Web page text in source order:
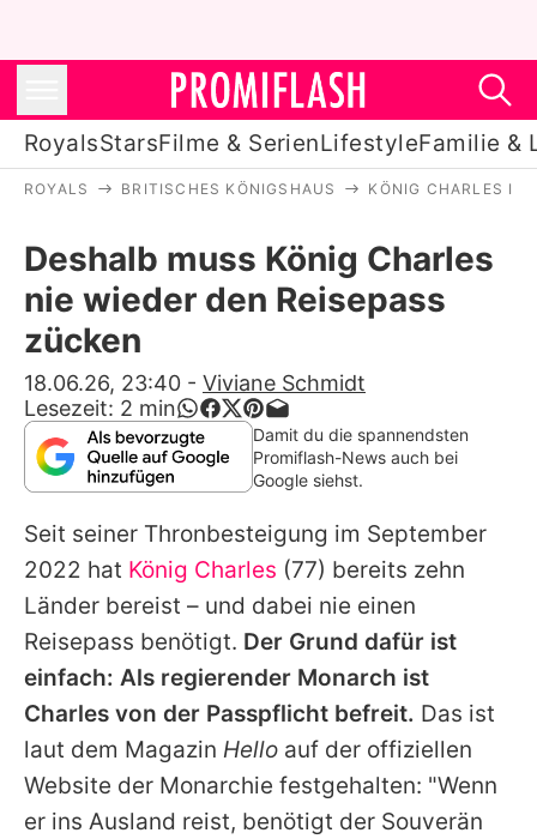
RoyalsStarsFilme & SerienLifestyleFamilie &
Stars
Filme & Serien
Lifestyle
Familie & Liebe
Promiflash Exklusiv
Alle Themen auf Promiflash
Jobs
App runterladen
Team
Redaktionelle Richtlinien
Impressum
ROYALS BRITISCHES KÖNIGSHAUS KÖNIG CHARLES III.
Deshalb muss König Charles
nie wieder den Reisepass
zücken
18.06.26, 23:40 - Viviane Schmidt
Lesezeit: 2 min
Damit du die spannendsten
Promiflash-News auch bei
Google siehst.
Seit seiner Thronbesteigung im September
2022 hat König Charles (77) bereits zehn
Länder bereist – und dabei nie einen
Reisepass benötigt. Der Grund dafür ist
einfach: Als regierender Monarch ist
Charles von der Passpflicht befreit. Das ist
laut dem Magazin Hello auf der offiziellen
Website der Monarchie festgehalten: "Wenn
er ins Ausland reist, benötigt der Souverän